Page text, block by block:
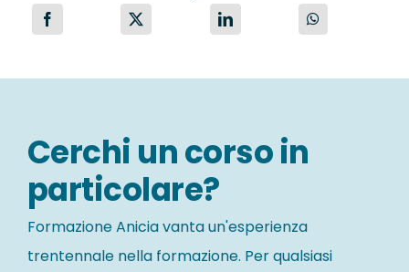
Cerchi un corso in
particolare?
Formazione Anicia vanta un'esperienza
trentennale nella formazione. Per qualsiasi